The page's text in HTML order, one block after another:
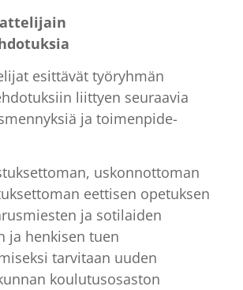
esittävät työryhmän
liittyen seuraavia
ja toimenpide-
uskonnottoman
eettisen opetuksen
ja sotilaiden
ja henkisen tuen
tarvitaan uuden
koulutusosaston